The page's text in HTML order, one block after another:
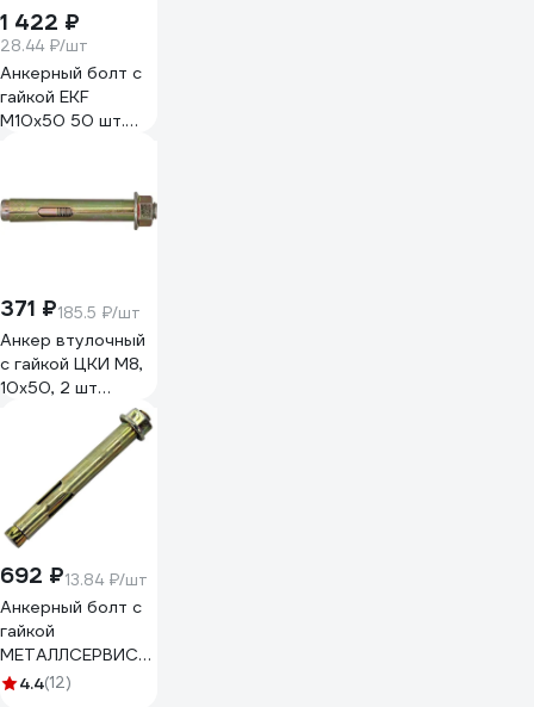
1 422 ₽
28.44 ₽/шт
Анкерный болт с
гайкой EKF
М10х50 50 шт.
371 ₽185.5 ₽/шт
Анкер втулочный
с гайкой ЦКИ М8,
10x50, 2 шт
692 ₽13.84 ₽/шт
Анкерный болт с
гайкой
МЕТАЛЛСЕРВИС
М10x40 50 шт.
4.4(12)